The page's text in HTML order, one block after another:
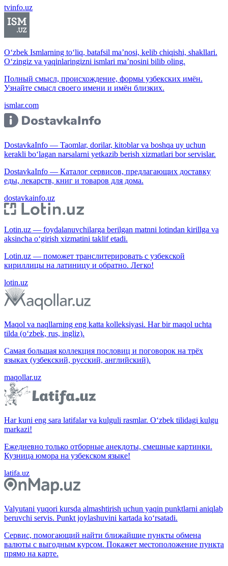
tvinfo.uz
O‘zbek Ismlarning to‘liq, batafsil ma’nosi, kelib chiqishi, shakllari.
O‘zingiz va yaqinlaringizni ismlari ma’nosini bilib oling.
Полный смысл, происхождение, формы узбекских имён.
Узнайте смысл своего имени и имён близких.
ismlar.com
DostavkaInfo — Taomlar, dorilar, kitoblar va boshqa uy uchun
kerakli bo‘lagan narsalarni yetkazib berish xizmatlari bor servislar.
DostavkaInfo — Каталог сервисов, предлагающих доставку
еды, лекарств, книг и товаров для дома.
dostavkainfo.uz
Lotin.uz — foydalanuvchilarga berilgan matnni lotindan kirillga va
aksincha o‘girish xizmatini taklif etadi.
Lotin.uz — поможет транслитерировать с узбекской
кириллицы на латиницу и обратно. Легко!
lotin.uz
Maqol va naqllarning eng katta kolleksiyasi. Har bir maqol uchta
tilda (o‘zbek, rus, ingliz).
Самая большая коллекция пословиц и поговорок на трёх
языках (узбекский, русский, английский).
maqollar.uz
Har kuni eng sara latifalar va kulguli rasmlar. O‘zbek tilidagi kulgu
markazi!
Ежедневно только отборные анекдоты, смешные картинки.
Кузница юмора на узбекском языке!
latifa.uz
Valyutani yuqori kursda almashtirish uchun yaqin punktlarni aniqlab
beruvchi servis. Punkt joylashuvini kartada ko‘rsatadi.
Сервис, помогающий найти ближайшие пункты обмена
валюты с выгодным курсом. Покажет местоположение пункта
прямо на карте.